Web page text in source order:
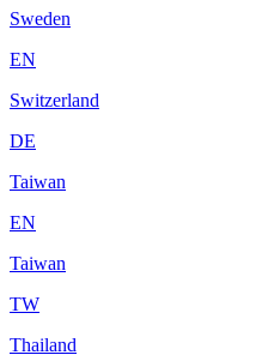
Sweden
EN
Switzerland
DE
Taiwan
EN
Taiwan
TW
Thailand